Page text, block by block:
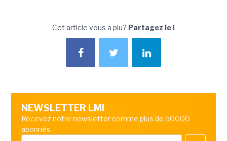
Cet article vous a plu? Partagez le !
NEWSLETTER LMI
Recevez notre newsletter comme plus de 50000
abonnés